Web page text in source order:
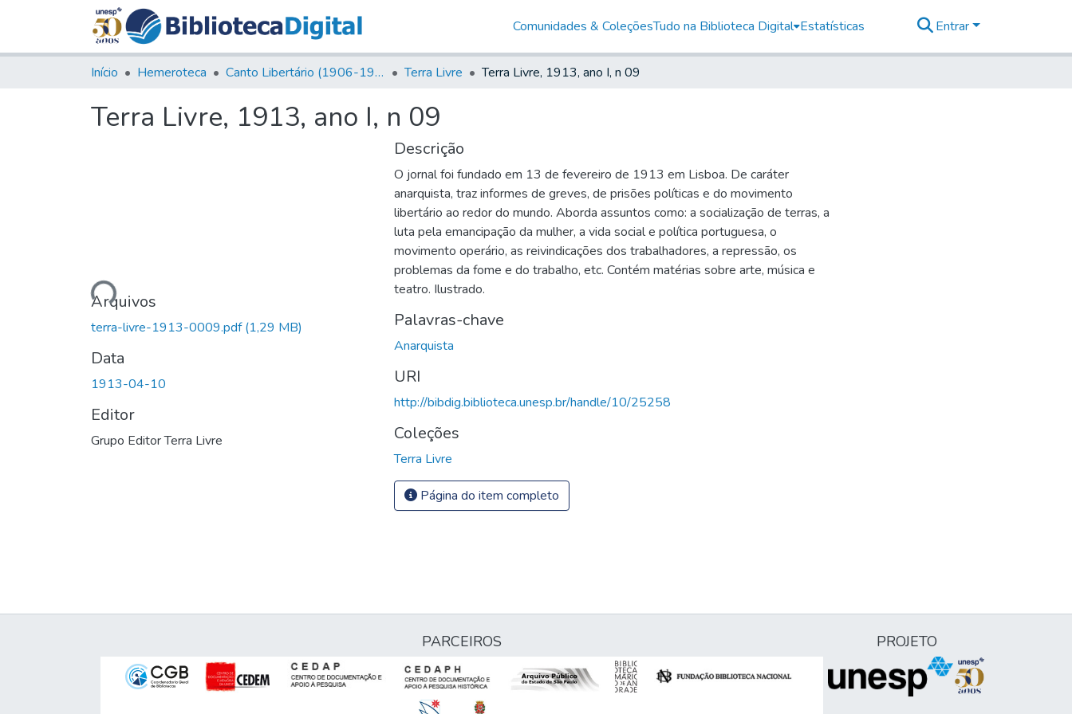
Comunidades & ColeçõesTudo na Biblioteca Digital Estatísticas Entrar
Início Hemeroteca Canto Libertário (1906-1995) Terra Livre Terra Livre, 1913, ano I, n 09
Terra Livre, 1913, ano I, n 09
Carregando...Arquivos
terra-livre-1913-0009.pdf(1,29 MB)
Data
1913-04-10
Editor
Grupo Editor Terra Livre
Descrição
O jornal foi fundado em 13 de fevereiro de 1913 em Lisboa. De caráter
anarquista, traz informes de greves, de prisões políticas e do movimento
libertário ao redor do mundo. Aborda assuntos como: a socialização de terras, a
luta pela emancipação da mulher, a vida social e política portuguesa, o
movimento operário, as reivindicações dos trabalhadores, a repressão, os
problemas da fome e do trabalho, etc. Contém matérias sobre arte, música e
teatro. Ilustrado.
Palavras-chave
Anarquista
URI
http://bibdig.biblioteca.unesp.br/handle/10/25258
Coleções
Terra Livre
Página do item completo
PARCEIROS PROJETO